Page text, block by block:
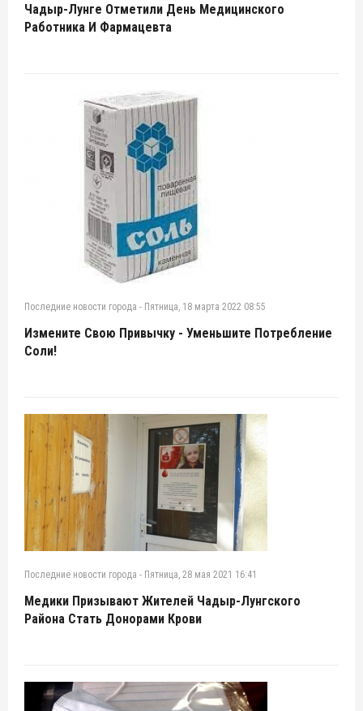
Чадыр-Лунге Отметили День Медицинского
Работника И Фармацевта
Последние новости города - Пятница, 18 марта 2022 08:55
Измените Свою Привычку - Уменьшите Потребление
Соли!
Последние новости города - Пятница, 28 мая 2021 16:41
Медики Призывают Жителей Чадыр-Лунгского
Района Стать Донорами Крови